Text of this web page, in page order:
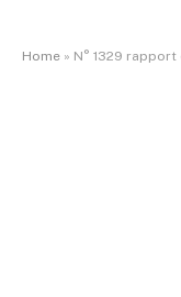
Home » N° 1329 rapport d’information – Rapport d’information de Mme Véronique Louwagie et M. Robin